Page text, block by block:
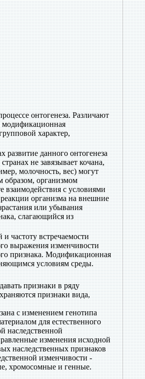
онтогенеза. Различают
модификационная
характер,
развитие данного онтогенеза
не завязывает кочана,
молочность, вес) могут
образом, организмом
взаимодействия с условиями
организма на внешние
или убывания
слагающийся из
частоту встречаемости
выражения изменчивости
признака. Модификационная
условиям среды.
признаки в ряду
признаки вида,
с изменением генотипа
для естественного
наследственной
изменения исходной
наследственных признаков
изменчивости -
хромосомные и генные.